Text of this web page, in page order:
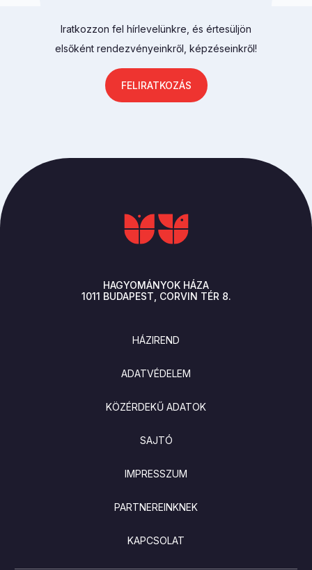
Iratkozzon fel hírlevelünkre, és értesüljön
elsőként rendezvényeinkről, képzéseinkről!
FELIRATKOZÁS
HAGYOMÁNYOK HÁZA
1011 BUDAPEST CORVIN TÉR 8.
HÁZIREND
ADATVÉDELEM
KÖZÉRDEKŰ ADATOK
SAJTÓ
IMPRESSZUM
PARTNEREINKNEK
KAPCSOLAT